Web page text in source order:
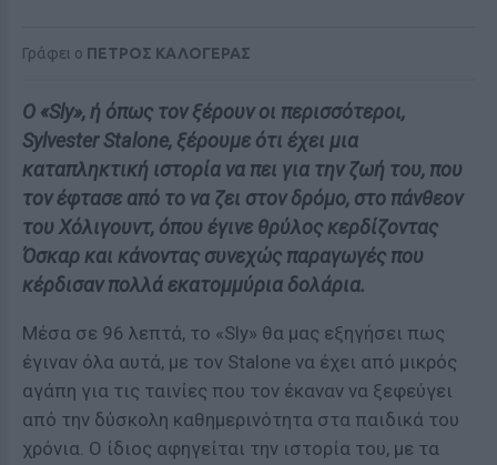
Γράφει ο ΠΕΤΡΟΣ ΚΑΛΟΓΕΡΑΣ
Ο «Sly», ή όπως τον ξέρουν οι περισσότεροι,
Sylvester Stalone, ξέρουμε ότι έχει μια
καταπληκτική ιστορία να πει για την ζωή του, που
τον έφτασε από το να ζει στον δρόμο, στο πάνθεον
του Χόλιγουντ, όπου έγινε θρύλος κερδίζοντας
Όσκαρ και κάνοντας συνεχώς παραγωγές που
κέρδισαν πολλά εκατομμύρια δολάρια.
Μέσα σε 96 λεπτά, το «Sly» θα μας εξηγήσει πως
έγιναν όλα αυτά, με τον Stalone να έχει από μικρός
αγάπη για τις ταινίες που τον έκαναν να ξεφεύγει
από την δύσκολη καθημερινότητα στα παιδικά του
χρόνια. Ο ίδιος αφηγείται την ιστορία του, με τα